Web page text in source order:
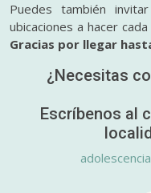
Puedes también
ubicaciones a hacer
Gracias por llegar
¿Necesitas
Escríbenos al